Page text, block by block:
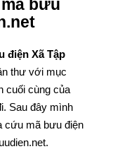
bưu
điện Xã Tập
thư với mục
cuối cùng của
Sau đây mình
cứu mã bưu điện